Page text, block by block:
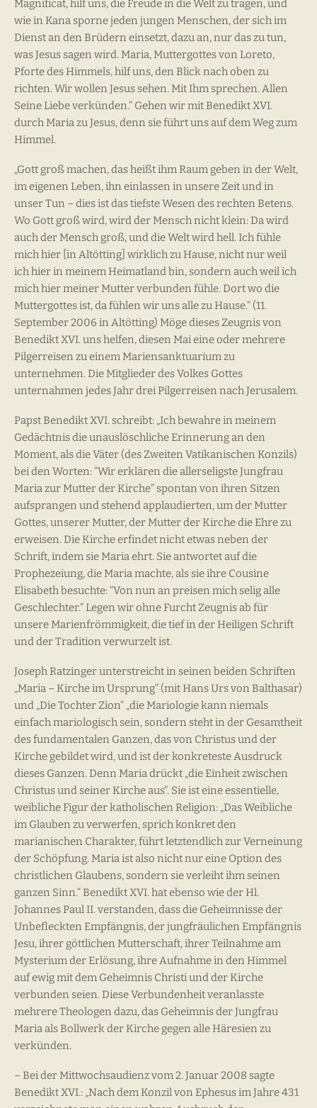
Magnificat, hilf uns, die Freude in die Welt zu tragen, und
wie in Kana sporne jeden jungen Menschen, der sich im
Dienst an den Brüdern einsetzt, dazu an, nur das zu tun,
was Jesus sagen wird. Maria, Muttergottes von Loreto,
Pforte des Himmels, hilf uns, den Blick nach oben zu
richten. Wir wollen Jesus sehen. Mit Ihm sprechen. Allen
Seine Liebe verkünden.“ Gehen wir mit Benedikt XVI.
durch Maria zu Jesus, denn sie führt uns auf dem Weg zum
Himmel.
„Gott groß machen, das heißt ihm Raum geben in der Welt,
im eigenen Leben, ihn einlassen in unsere Zeit und in
unser Tun – dies ist das tiefste Wesen des rechten Betens.
Wo Gott groß wird, wird der Mensch nicht klein: Da wird
auch der Mensch groß, und die Welt wird hell. Ich fühle
mich hier [in Altötting] wirklich zu Hause, nicht nur weil
ich hier in meinem Heimatland bin, sondern auch weil ich
mich hier meiner Mutter verbunden fühle. Dort wo die
Muttergottes ist, da fühlen wir uns alle zu Hause.“ (11.
September 2006 in Altötting) Möge dieses Zeugnis von
Benedikt XVI. uns helfen, diesen Mai eine oder mehrere
Pilgerreisen zu einem Mariensanktuarium zu
unternehmen. Die Mitglieder des Volkes Gottes
unternahmen jedes Jahr drei Pilgerreisen nach Jerusalem.
Papst Benedikt XVI. schreibt: „Ich bewahre in meinem
Gedächtnis die unauslöschliche Erinnerung an den
Moment, als die Väter (des Zweiten Vatikanischen Konzils)
bei den Worten: “Wir erklären die allerseligste Jungfrau
Maria zur Mutter der Kirche” spontan von ihren Sitzen
aufsprangen und stehend applaudierten, um der Mutter
Gottes, unserer Mutter, der Mutter der Kirche die Ehre zu
erweisen. Die Kirche erfindet nicht etwas neben der
Schrift, indem sie Maria ehrt. Sie antwortet auf die
Prophezeiung, die Maria machte, als sie ihre Cousine
Elisabeth besuchte: “Von nun an preisen mich selig alle
Geschlechter.” Legen wir ohne Furcht Zeugnis ab für
unsere Marienfrömmigkeit, die tief in der Heiligen Schrift
und der Tradition verwurzelt ist.
Joseph Ratzinger unterstreicht in seinen beiden Schriften
„Maria – Kirche im Ursprung“ (mit Hans Urs von Balthasar)
und „Die Tochter Zion“ „die Mariologie kann niemals
einfach mariologisch sein, sondern steht in der Gesamtheit
des fundamentalen Ganzen, das von Christus und der
Kirche gebildet wird, und ist der konkreteste Ausdruck
dieses Ganzen. Denn Maria drückt „die Einheit zwischen
Christus und seiner Kirche aus“. Sie ist eine essentielle,
weibliche Figur der katholischen Religion: „Das Weibliche
im Glauben zu verwerfen, sprich konkret den
marianischen Charakter, führt letztendlich zur Verneinung
der Schöpfung. Maria ist also nicht nur eine Option des
christlichen Glaubens, sondern sie verleiht ihm seinen
ganzen Sinn.“ Benedikt XVI. hat ebenso wie der Hl.
Johannes Paul II. verstanden, dass die Geheimnisse der
Unbefleckten Empfängnis, der jungfräulichen Empfängnis
Jesu, ihrer göttlichen Mutterschaft, ihrer Teilnahme am
Mysterium der Erlösung, ihre Aufnahme in den Himmel
auf ewig mit dem Geheimnis Christi und der Kirche
verbunden seien. Diese Verbundenheit veranlasste
mehrere Theologen dazu, das Geheimnis der Jungfrau
Maria als Bollwerk der Kirche gegen alle Häresien zu
verkünden.
– Bei der Mittwochsaudienz vom 2. Januar 2008 sagte
Benedikt XVI.: „Nach dem Konzil von Ephesus im Jahre 431